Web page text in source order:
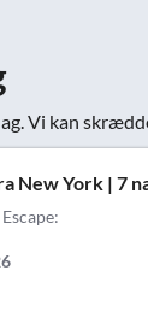
Vi kan
New York | 7